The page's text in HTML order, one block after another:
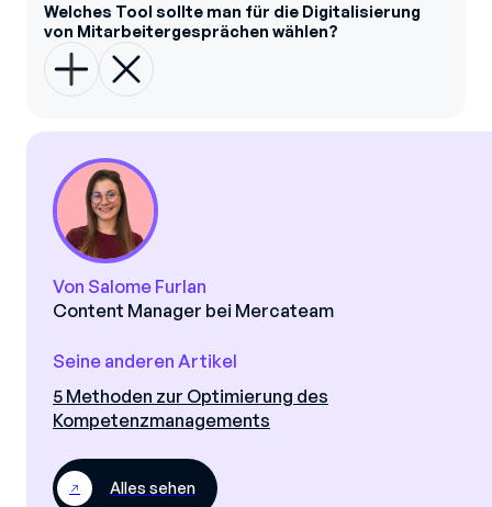
Welches Tool sollte man für die Digitalisierung
von Mitarbeitergesprächen wählen?
Von Salome Furlan
Content Manager bei Mercateam
Seine anderen Artikel
5 Methoden zur Optimierung des
Kompetenzmanagements
Alles sehen